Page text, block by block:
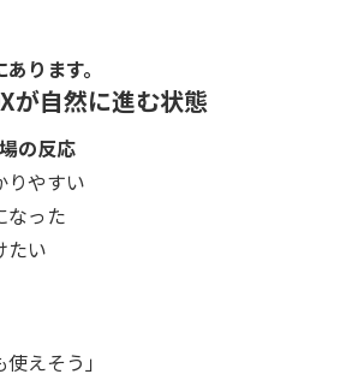
ります。
が自然に進む状態
の反応
りやすい
なった
たい
えそう」